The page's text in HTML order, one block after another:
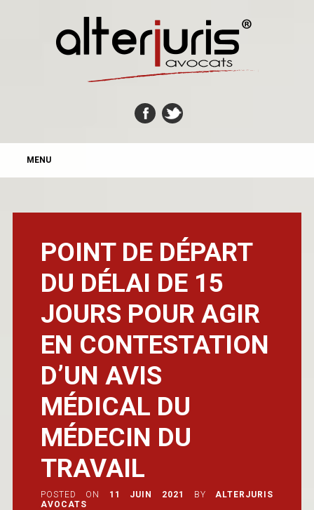
MAIN MENU
MENU
POINT DE DÉPART
DU DÉLAI DE 15
JOURS POUR AGIR
EN CONTESTATION
D’UN AVIS
MÉDICAL DU
MÉDECIN DU
TRAVAIL
POSTED ON 11 JUIN 2021 BY
ALTERJURIS
AVOCATS